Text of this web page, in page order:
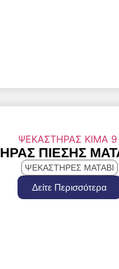
ΠΙΕΣΗΣ
ΨΕΚΑΣΤΗΡΕΣ MATABI
Δείτε Περισσότερα